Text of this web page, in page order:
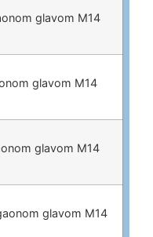
glavom M14
glavom M14
glavom M14
glavom M14